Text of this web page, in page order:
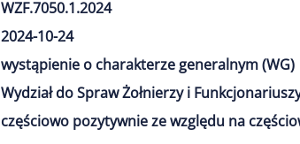
WZF.7050.1.2024
2024-10-24
wystąpienie o charakterze generalnym (WG)
Wydział do Spraw Żołnierzy i
częściowo pozytywnie ze względu na